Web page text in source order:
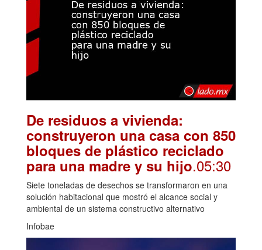
De residuos a vivienda:
construyeron una casa con 850
bloques de plástico reciclado
para una madre y su hijo.05:30
Siete toneladas de desechos se transformaron en una
solución habitacional que mostró el alcance social y
ambiental de un sistema constructivo alternativo
Infobae